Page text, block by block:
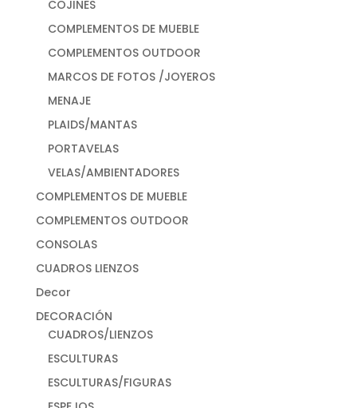
COJINES
COMPLEMENTOS DE MUEBLE
COMPLEMENTOS OUTDOOR
MARCOS DE FOTOS /JOYEROS
MENAJE
PLAIDS/MANTAS
PORTAVELAS
VELAS/AMBIENTADORES
COMPLEMENTOS DE MUEBLE
COMPLEMENTOS OUTDOOR
CONSOLAS
CUADROS LIENZOS
Decor
DECORACIÓN
CUADROS/LIENZOS
ESCULTURAS
ESCULTURAS/FIGURAS